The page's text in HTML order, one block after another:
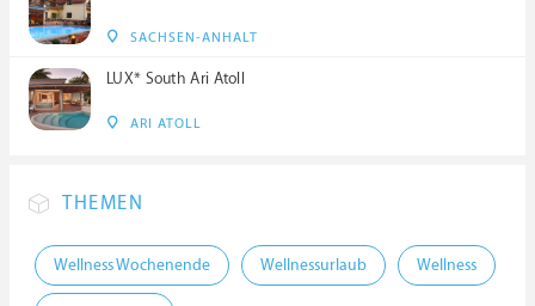
SACHSEN-ANHALT
LUX* South Ari Atoll
ARI ATOLL
THEMEN
Wellness Wochenende Wellnessurlaub Wellness